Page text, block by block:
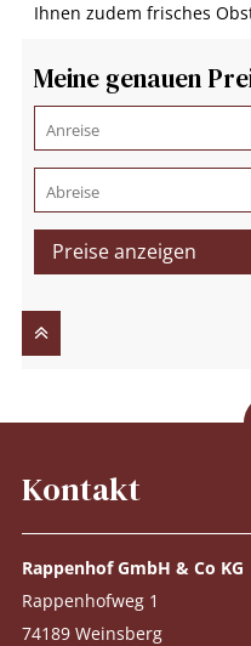
Ihnen zudem frisches
Meine genauen
Preise anzeigen
Kontakt
Rappenhof GmbH & Co KG
Rappenhofweg 1
74189 Weinsberg